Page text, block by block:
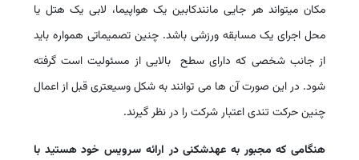
مکان میتواند هر جایی مانندکابین یک هواپیما، لابی یک هتل یا
محل اجرای یک مسابقه ورزشی باشد. چنین تصمیماتی همواره باید
از جانب شخصی که دارای سطح بالایی از مسئولیت است گرفته
شود. در این صورت آن ها می توانند به شکل وسیعتری قبل از اعمال
چنین حرکت تندی اعتبار شرکت را در نظر گیرند.
هنگامی که مجبور به عهدشکنی در ارائه سرویس خود هستید با